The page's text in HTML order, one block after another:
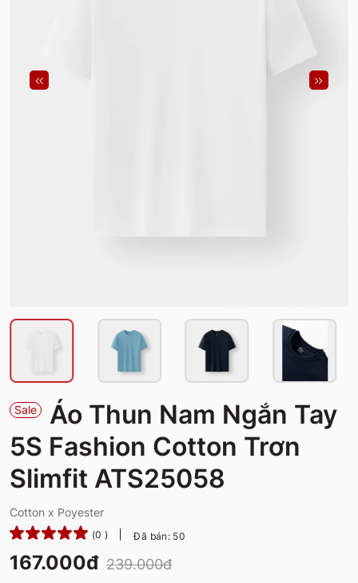
Sale
Áo Thun Nam Ngắn Tay
5S Fashion Cotton Trơn
Slimfit ATS25058
Cotton x Poyester
(0 ) Đã bán: 50
167.000đ 239.000đ